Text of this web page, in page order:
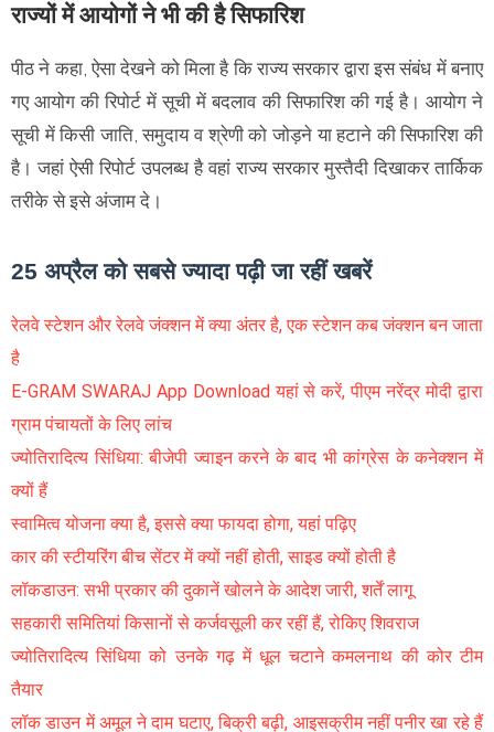
राज्यों में आयोगों ने भी की है सिफारिश
पीठ ने कहा, ऐसा देखने को मिला है कि राज्य सरकार द्वारा इस संबंध में बनाए
गए आयोग की रिपोर्ट में सूची में बदलाव की सिफारिश की गई है। आयोग ने
सूची में किसी जाति, समुदाय व श्रेणी को जोड़ने या हटाने की सिफारिश की
है। जहां ऐसी रिपोर्ट उपलब्ध है वहां राज्य सरकार मुस्तैदी दिखाकर तार्किक
तरीके से इसे अंजाम दे।
25 अप्रैल को सबसे ज्यादा पढ़ी जा रहीं खबरें
रेलवे स्टेशन और रेलवे जंक्शन में क्या अंतर है, एक स्टेशन कब जंक्शन बन जाता
है
E-GRAM SWARAJ App Download यहां से करें, पीएम नरेंद्र मोदी द्वारा
ग्राम पंचायतों के लिए लांच
ज्योतिरादित्य सिंधिया: बीजेपी ज्वाइन करने के बाद भी कांग्रेस के कनेक्शन में
क्यों हैं
स्वामित्व योजना क्या है, इससे क्या फायदा होगा, यहां पढ़िए
कार की स्टीयरिंग बीच सेंटर में क्यों नहीं होती, साइड क्यों होती है
लॉकडाउन: सभी प्रकार की दुकानें खोलने के आदेश जारी, शर्तें लागू
सहकारी समितियां किसानों से कर्जवसूली कर रहीं हैं, रोकिए शिवराज
ज्योतिरादित्य सिंधिया को उनके गढ़ में धूल चटाने कमलनाथ की कोर टीम
तैयार
लॉक डाउन में अमूल ने दाम घटाए, बिक्री बढ़ी, आइसक्रीम नहीं पनीर खा रहे हैं